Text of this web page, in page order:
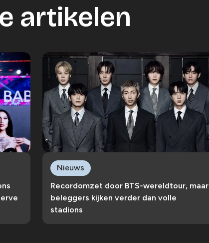
artikelen
Recordomzet door BTS-wereldtour, maar
beleggers kijken verder dan volle
stadions
Nieuws